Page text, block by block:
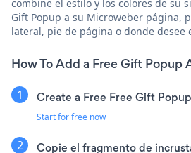
combine el estilo y los colores de su
Gift Popup a su Microweber página,
lateral, pie de página o donde desee
How To Add a Free Gift Popup
Create a Free Free Gift
Start for free now
Copie el fragmento de